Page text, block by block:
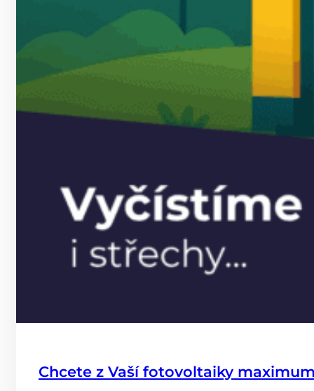
Chcete z Vaší fotovoltaiky